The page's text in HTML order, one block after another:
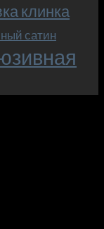
клинка
сатин